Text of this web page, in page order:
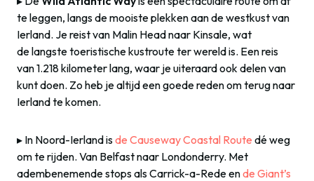
te leggen, langs de mooiste plekken aan de westkust van
Ierland. Je reist van Malin Head naar Kinsale, wat
de langste toeristische kustroute ter wereld is. Een reis
van 1.218 kilometer lang, waar je uiteraard ook delen van
kunt doen. Zo heb je altijd een goede reden om terug naar
Ierland te komen.
▸ In Noord-Ierland isde Causeway Coastal Route dé weg
om te rijden. Van Belfast naar Londonderry. Met
adembenemende stops als Carrick-a-Rede ende Giant’s